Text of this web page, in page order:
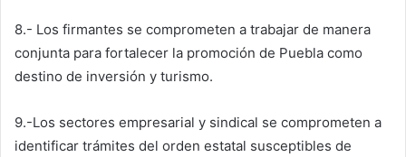
8.- Los firmantes se comprometen a trabajar de manera
conjunta para fortalecer la promoción de Puebla como
destino de inversión y turismo.
9.-Los sectores empresarial y sindical se comprometen a
identificar trámites del orden estatal susceptibles de